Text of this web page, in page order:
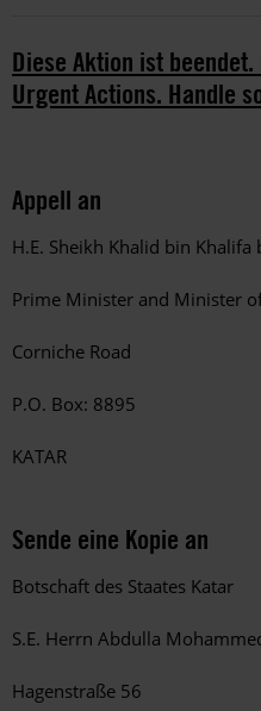
Diese Aktion ist
Urgent Actions. Handle
Appell an
H.E. Sheikh Khalid bin
Prime Minister and Minister
Corniche Road
P.O. Box: 8895
KATAR
Sende eine Kopie an
Botschaft des Staates Katar
S.E. Herrn Abdulla
Hagenstraße 56